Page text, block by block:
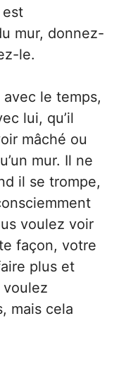
mur, donnez-
le.
le temps,
lui, qu’il
mâché ou
mur. Il ne
il se trompe,
voulez voir
façon, votre
plus et
mais cela